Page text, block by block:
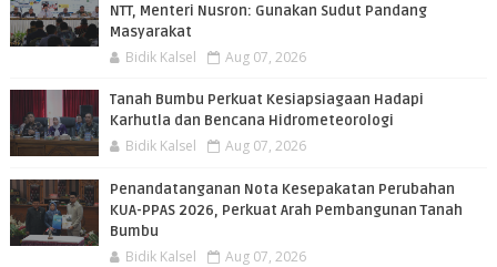
NTT, Menteri Nusron: Gunakan Sudut Pandang
Masyarakat
Bidik Kalsel Aug 07, 2026
Tanah Bumbu Perkuat Kesiapsiagaan Hadapi
Karhutla dan Bencana Hidrometeorologi
Bidik Kalsel Aug 07, 2026
Penandatanganan Nota Kesepakatan Perubahan
KUA-PPAS 2026, Perkuat Arah Pembangunan Tanah
Bumbu
Bidik Kalsel Aug 07, 2026